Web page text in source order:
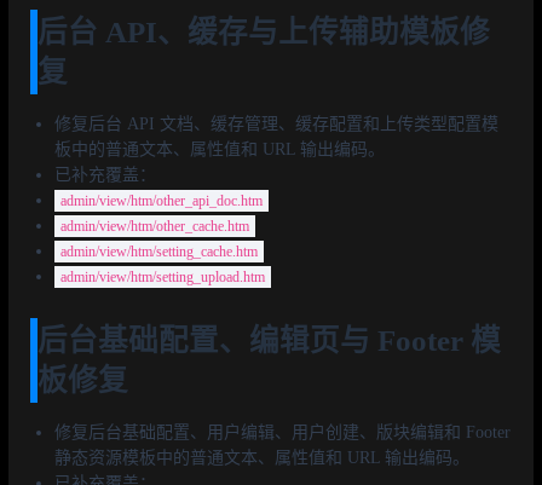
后台 API、缓存与上传辅助模板修
复
修复后台 API 文档、缓存管理、缓存配置和上传类型配置模
板中的普通文本、属性值和 URL 输出编码。
已补充覆盖：
admin/view/htm/other_api_doc.htm
admin/view/htm/other_cache.htm
admin/view/htm/setting_cache.htm
admin/view/htm/setting_upload.htm
后台基础配置、编辑页与 Footer 模
板修复
修复后台基础配置、用户编辑、用户创建、版块编辑和 Footer
静态资源模板中的普通文本、属性值和 URL 输出编码。